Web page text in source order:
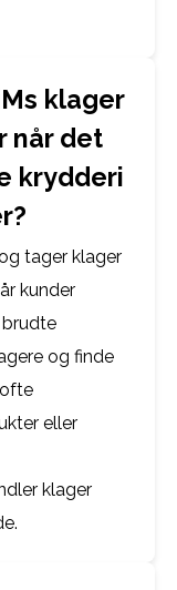
klager
når det
krydderi
tager klager
kunder
og finde
eller
klager